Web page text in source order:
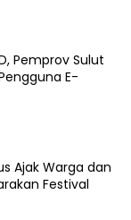
Pemprov Sulut
E-
Ajak Warga dan
Festival